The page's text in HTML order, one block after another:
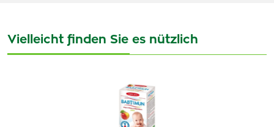
Vielleicht finden Sie es nützlich